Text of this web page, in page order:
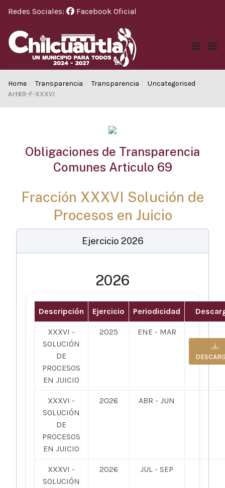
Redes Sociales: Facebook Oficial
Home Transparencia Transparencia
Uncategorised
Art69-F-XXXVI
Obligaciones de Transparencia
Comunes Articulo 69
Fracción XXXVI Solución de
Procesos en Juicio
Ejercicio 2026
2026
Descripción Ejercicio Periodicidad
XXXVI -
SOLUCIÓN
DE
PROCESOS
EN JUICIO
2025 ENE - MAR
XXXVI -
SOLUCIÓN
DE
PROCESOS
EN JUICIO
2026 ABR - JUN
XXXVI -
SOLUCIÓN
2026 JUL - SEP